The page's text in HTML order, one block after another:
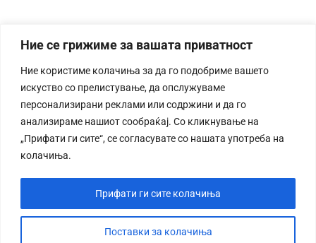
Ние се грижиме за вашата приватност
Ние користиме колачиња за да го подобриме вашето
искуство со прелистување, да опслужуваме
персонализирани реклами или содржини и да го
анализираме нашиот сообраќај. Со кликнување на
„Прифати ги сите“, се согласувате со нашата употреба на
колачиња.
Поставки за колачиња
Прифати ги сите колачиња